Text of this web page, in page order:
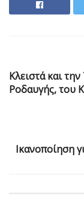
Κλειστά και
Ροδαυγής, του
Ικανοποίηση